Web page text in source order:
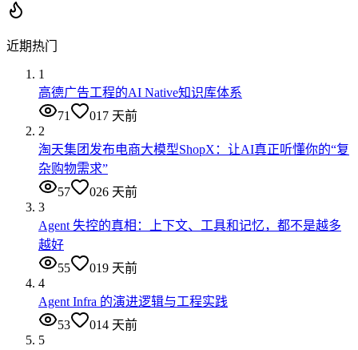
近期热门
1
高德广告工程的AI Native知识库体系
71
017 天前
2
淘天集团发布电商大模型ShopX：让AI真正听懂你的“复
杂购物需求”
57
026 天前
3
Agent 失控的真相：上下文、工具和记忆，都不是越多
越好
55
019 天前
4
Agent Infra 的演进逻辑与工程实践
53
014 天前
5